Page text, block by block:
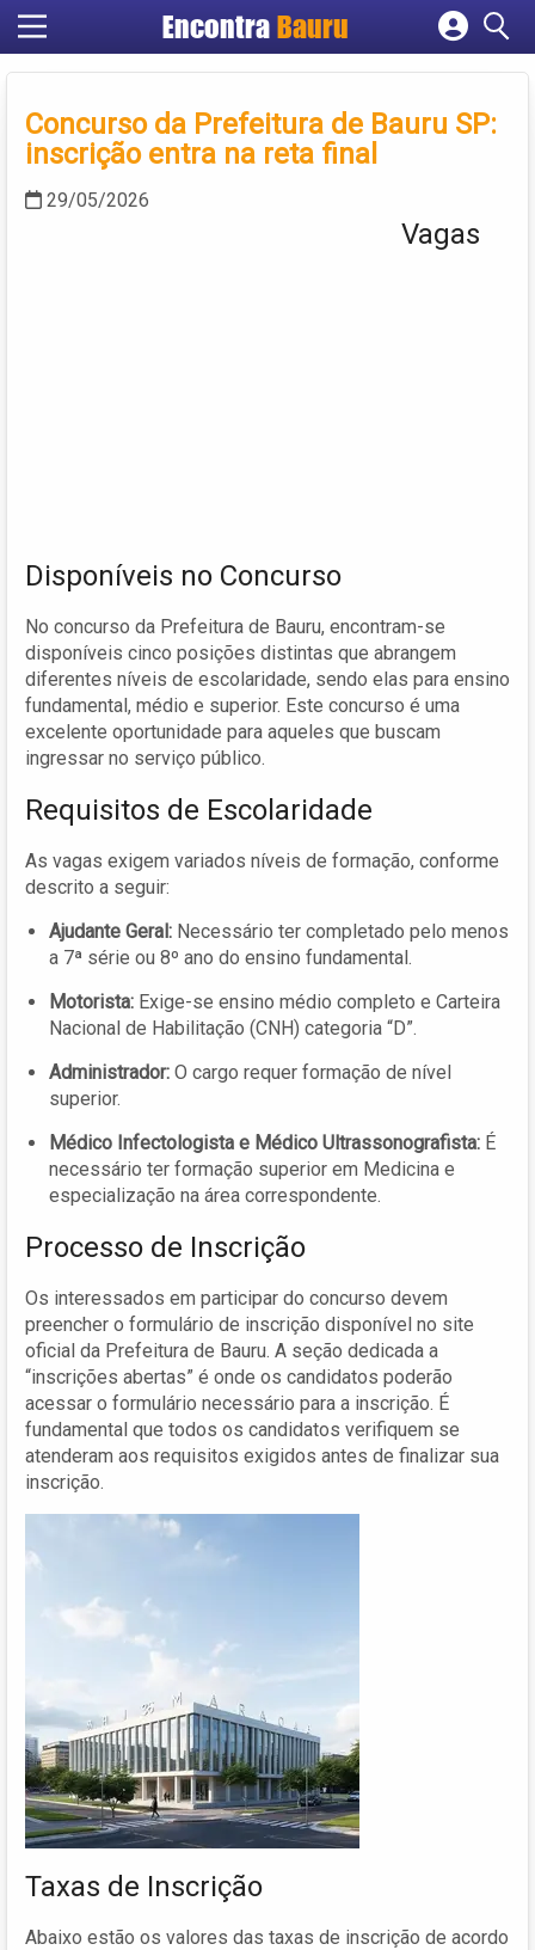
Encontra Bauru
Cadastrar empresa
Criar conta
Concurso da Prefeitura de Bauru SP:
inscrição entra na reta final
29/05/2026
Vagas
Disponíveis no Concurso
No concurso da Prefeitura de Bauru, encontram-se
disponíveis cinco posições distintas que abrangem
diferentes níveis de escolaridade, sendo elas para ensino
fundamental, médio e superior. Este concurso é uma
excelente oportunidade para aqueles que buscam
ingressar no serviço público.
Requisitos de Escolaridade
As vagas exigem variados níveis de formação, conforme
descrito a seguir:
Ajudante Geral: Necessário ter completado pelo menos
a 7ª série ou 8º ano do ensino fundamental.
Motorista: Exige-se ensino médio completo e Carteira
Nacional de Habilitação (CNH) categoria “D”.
Administrador: O cargo requer formação de nível
superior.
Médico Infectologista e Médico Ultrassonografista: É
necessário ter formação superior em Medicina e
especialização na área correspondente.
Processo de Inscrição
Os interessados em participar do concurso devem
preencher o formulário de inscrição disponível no site
oficial da Prefeitura de Bauru. A seção dedicada a
“inscrições abertas” é onde os candidatos poderão
acessar o formulário necessário para a inscrição. É
fundamental que todos os candidatos verifiquem se
atenderam aos requisitos exigidos antes de finalizar sua
inscrição.
Taxas de Inscrição
Abaixo estão os valores das taxas de inscrição de acordo